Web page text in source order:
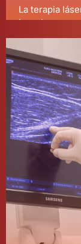
La terapia
invasivo que
regeneración
curación. Es
lesiones
Más